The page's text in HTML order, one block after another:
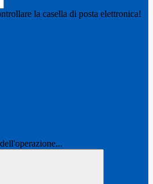
la casella di posta elettronica!